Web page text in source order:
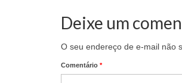
Deixe um
O seu endereço de e-mail não
Comentário *